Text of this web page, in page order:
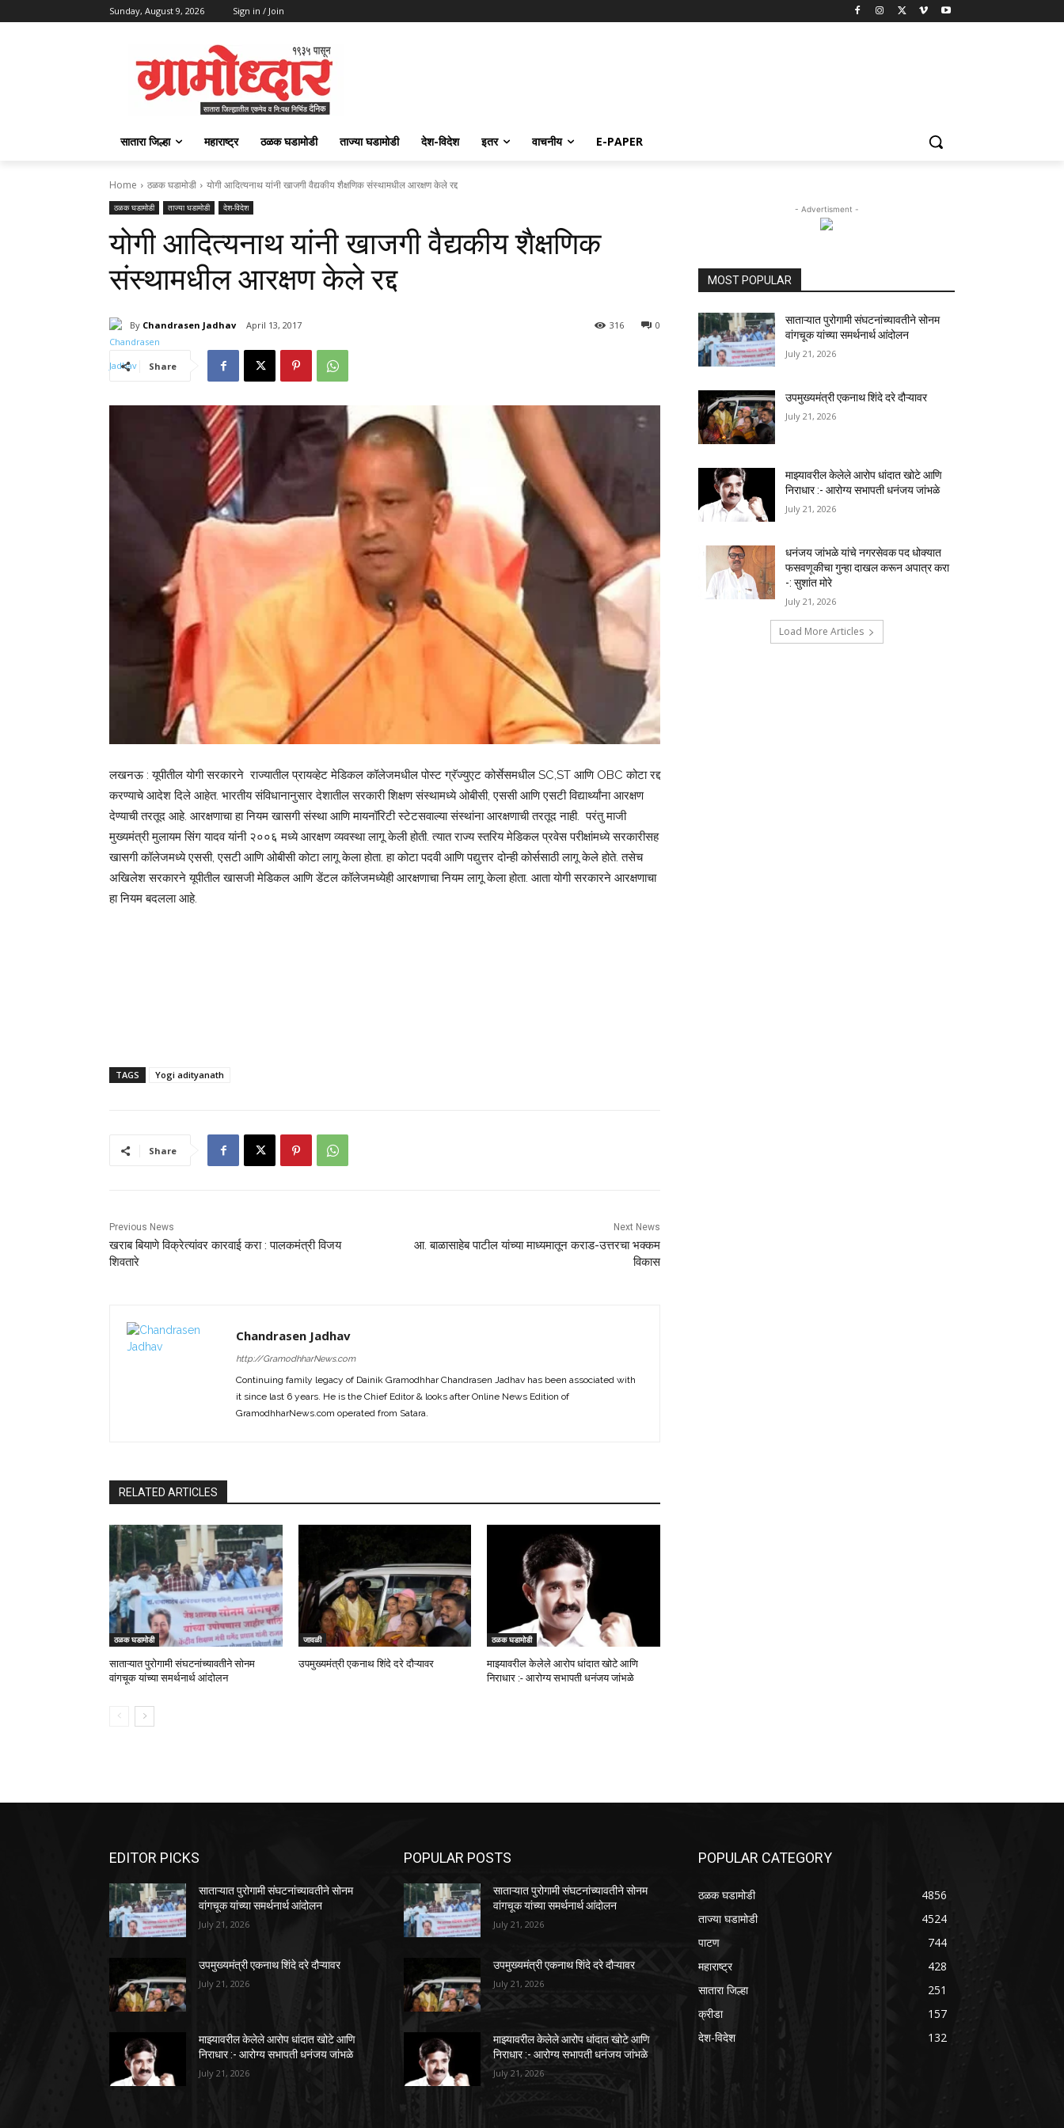
Sunday, August 9, 2026 Sign in / Join
सातारा जिल्हा महाराष्ट्र ठळक घडामोडी ताज्या घडामोडी देश-विदेश इतर वाचनीय E-PAPER
Home ठळक घडामोडी योगी आदित्यनाथ यांनी खाजगी वैद्यकीय शैक्षणिक संस्थामधील आरक्षण केले रद्द
ठळक घडामोडी ताज्या घडामोडी देश-विदेश
योगी आदित्यनाथ यांनी खाजगी वैद्यकीय शैक्षणिक
संस्थामधील आरक्षण केले रद्द
By Chandrasen Jadhav April 13, 2017 0
316
Share
लखनऊ : यूपीतील योगी सरकारने राज्यातील प्रायव्हेट मेडिकल कॉलेजमधील पोस्ट ग्रॅज्युएट कोर्सेसमधील SC,ST आणि OBC कोटा रद्द
करण्याचे आदेश दिले आहेत. भारतीय संविधानानुसार देशातील सरकारी शिक्षण संस्थामध्ये ओबीसी, एससी आणि एसटी विद्यार्थ्यांना आरक्षण
देण्याची तरतूद आहे. आरक्षणाचा हा नियम खासगी संस्था आणि मायनॉरिटी स्टेटसवाल्या संस्थांना आरक्षणाची तरतूद नाही. परंतु माजी
मुख्यमंत्री मुलायम सिंग यादव यांनी २००६ मध्ये आरक्षण व्यवस्था लागू केली होती. त्यात राज्य स्तरिय मेडिकल प्रवेस परीक्षांमध्ये सरकारीसह
खासगी कॉलेजमध्ये एससी, एसटी आणि ओबीसी कोटा लागू केला होता. हा कोटा पदवी आणि पद्युत्तर दोन्ही कोर्ससाठी लागू केले होते. तसेच
अखिलेश सरकारने यूपीतील खासजी मेडिकल आणि डेंटल कॉलेजमध्येही आरक्षणाचा नियम लागू केला होता. आता योगी सरकारने आरक्षणाचा
हा नियम बदलला आहे.
TAGS Yogi adityanath
Share
Previous News
खराब बियाणे विक्रेत्यांवर कारवाई करा : पालकमंत्री विजय
शिवतारे
Next News
आ. बाळासाहेब पाटील यांच्या माध्यमातून कराड-उत्तरचा भक्कम
विकास
Chandrasen Jadhav
http://GramodhharNews.com
Continuing family legacy of Dainik Gramodhhar Chandrasen Jadhav has been associated with
it since last 6 years. He is the Chief Editor & looks after Online News Edition of
GramodhharNews.com operated from Satara.
RELATED ARTICLES
ठळक घडामोडी
साताऱ्यात पुरोगामी संघटनांच्यावतीने सोनम
वांगचूक यांच्या समर्थनार्थ आंदोलन
जावळी
उपमुख्यमंत्री एकनाथ शिंदे दरे दौऱ्यावर
ठळक घडामोडी
माझ्यावरील केलेले आरोप धांदात खोटे आणि
निराधार :- आरोग्य सभापती धनंजय जांभळे
- Advertisment -
MOST POPULAR
साताऱ्यात पुरोगामी संघटनांच्यावतीने सोनम
वांगचूक यांच्या समर्थनार्थ आंदोलन
July 21, 2026
उपमुख्यमंत्री एकनाथ शिंदे दरे दौऱ्यावर
July 21, 2026
माझ्यावरील केलेले आरोप धांदात खोटे आणि
निराधार :- आरोग्य सभापती धनंजय जांभळे
July 21, 2026
धनंजय जांभळे यांचे नगरसेवक पद धोक्यात
फसवणूकीचा गुन्हा दाखल करून अपात्र करा
-: सुशांत मोरे
July 21, 2026
Load More Articles
EDITOR PICKS
साताऱ्यात पुरोगामी संघटनांच्यावतीने सोनम
वांगचूक यांच्या समर्थनार्थ आंदोलन
July 21, 2026
उपमुख्यमंत्री एकनाथ शिंदे दरे दौऱ्यावर
July 21, 2026
माझ्यावरील केलेले आरोप धांदात खोटे आणि
निराधार :- आरोग्य सभापती धनंजय जांभळे
July 21, 2026
POPULAR POSTS
साताऱ्यात पुरोगामी संघटनांच्यावतीने सोनम
वांगचूक यांच्या समर्थनार्थ आंदोलन
July 21, 2026
उपमुख्यमंत्री एकनाथ शिंदे दरे दौऱ्यावर
July 21, 2026
माझ्यावरील केलेले आरोप धांदात खोटे आणि
निराधार :- आरोग्य सभापती धनंजय जांभळे
July 21, 2026
POPULAR CATEGORY
ठळक घडामोडी
4856
ताज्या घडामोडी
4524
पाटण
744
महाराष्ट्र
428
सातारा जिल्हा
251
क्रीडा
157
देश-विदेश
132